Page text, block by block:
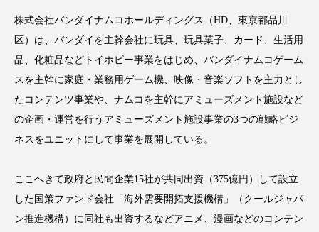
アンチエイジング アンチソリチュード
インタビュー インナービューティー 冷え
ウェアラブルデバイス ウェルネス
エクソソーム オーガニック オゾン
株式会社バンダイナムコホールディングス（HD、東京都品川
区）は、バンダイを主幹会社に玩具、玩具菓子、カード、生活用
品、化粧品などトイホビー事業をはじめ、バンダイナムコゲーム
スを主幹に家庭・業務用ゲーム機、映像・音楽ソフトを主力とし
たコンテンツ事業や、ナムコを主幹にアミューズメント施設など
の企画・運営を行うアミューズメント施設事業の3つの戦略ビジ
ネスをユニットにして事業を展開している。
ここへきて政府と民間企業15社が共同出資（375億円）して設立
した国策ファンド会社「海外需要開拓支援機構」（クールジャパ
ン推進機構）に同社も出資するなどアニメ、漫画などのコンテン